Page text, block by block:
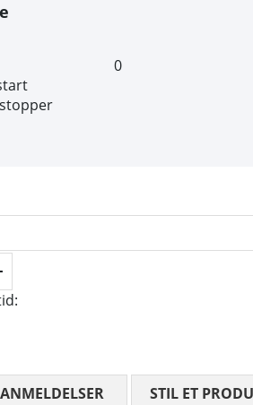
0
ANMELDELSER GENNEMSNITLIG
STIL ET